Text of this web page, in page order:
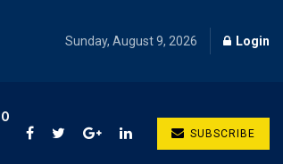
Sunday, August 9, 2026 Login
SUBSCRIBE